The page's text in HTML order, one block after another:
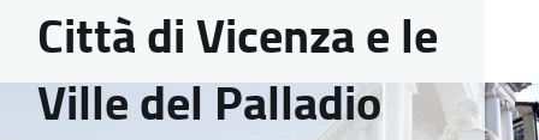
Città di Vicenza e le
Ville del Palladio